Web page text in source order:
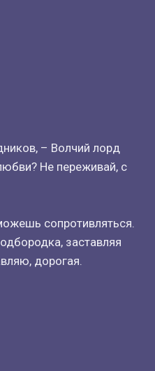
– Волчий лорд
Не переживай, с
сопротивляться.
заставляя
дорогая.